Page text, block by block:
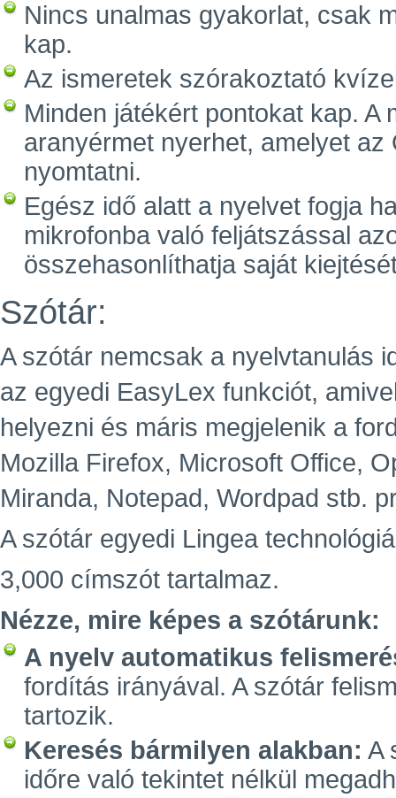
Nincs unalmas gyakorlat, csak
kap.
Az ismeretek szórakoztató
Minden játékért pontokat kap.
aranyérmet nyerhet, amelyet
nyomtatni.
Egész idő alatt a nyelvet fogja
mikrofonba való feljátszással
összehasonlíthatja saját
Szótár:
A szótár nemcsak a nyelvtanulás
az egyedi EasyLex funkciót,
helyezni és máris megjelenik a
Mozilla Firefox, Microsoft Office,
Miranda, Notepad, Wordpad stb.
A szótár egyedi Lingea
3,000 címszót tartalmaz.
Nézze, mire képes a szótárunk:
A nyelv automatikus
fordítás irányával. A szótár
tartozik.
Keresés bármilyen alakban: A
időre való tekintet nélkül